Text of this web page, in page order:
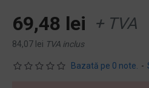
Bazată pe 0 note. -
69,48 lei + TVA
84,07 lei TVA inclus